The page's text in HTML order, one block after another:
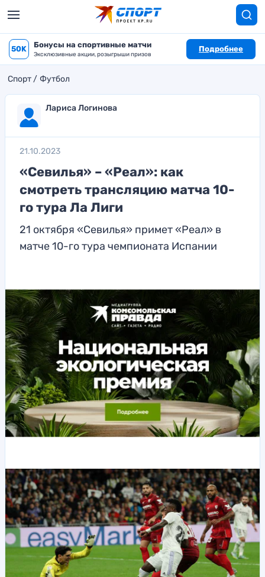
50K Бонусы на спортивные матчи
Эксклюзивные акции, розыгрыши призов
Подробнее
Спорт Футбол
Лариса Логинова
21.10.2023
«Севилья» – «Реал»: как
смотреть трансляцию матча 10-
го тура Ла Лиги
21 октября «Севилья» примет «Реал» в
матче 10-го тура чемпионата Испании